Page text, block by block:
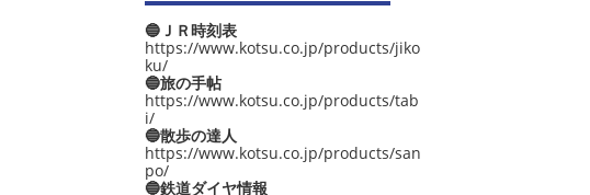
🔵ＪＲ時刻表
https://www.kotsu.co.jp/products/jiko
ku/
🔵旅の手帖
https://www.kotsu.co.jp/products/tab
i/
🔵散歩の達人
https://www.kotsu.co.jp/products/san
po/
🔵鉄道ダイヤ情報